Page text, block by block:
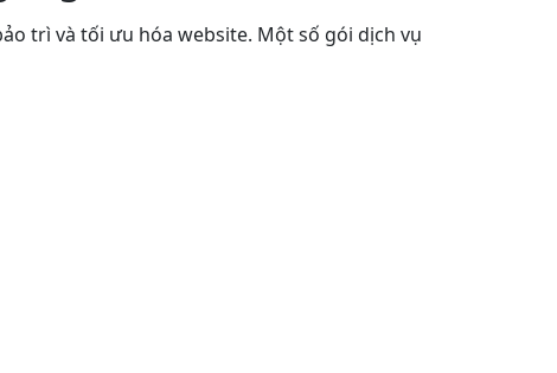
trì và tối ưu hóa website. Một số gói dịch vụ